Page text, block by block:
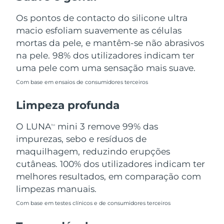
Os pontos de contacto do silicone ultra
macio esfoliam suavemente as células
mortas da pele, e mantêm-se não abrasivos
na pele. 98% dos utilizadores indicam ter
uma pele com uma sensação mais suave.
Com base em ensaios de consumidores terceiros
Limpeza profunda
O LUNATM
mini 3 remove 99% das
impurezas, sebo e resíduos de
maquilhagem, reduzindo erupções
cutâneas. 100% dos utilizadores indicam ter
melhores resultados, em comparação com
limpezas manuais.
Com base em testes clínicos e de consumidores terceiros
Filipinas Entrega prevista
Polônia Entrega prevista8/10/26
Portugal
Porto Rico
Catar Entrega prevista
Reunião Entrega prevista
Romênia Entrega prevista
Rússia
Arábia Saudita